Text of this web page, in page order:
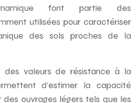
font partie des
utilisées pour caractériser
des sols proches de la
des valeurs de résistance à la
d’estimer la capacité
ouvrages légers tels que les